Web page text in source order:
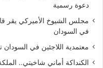
دعوة رسمية
مجلس الشيوخ الأميركي يقر
في السودان
معتمدية اللاجئين في
الكنداكة أماني شاخيتي..